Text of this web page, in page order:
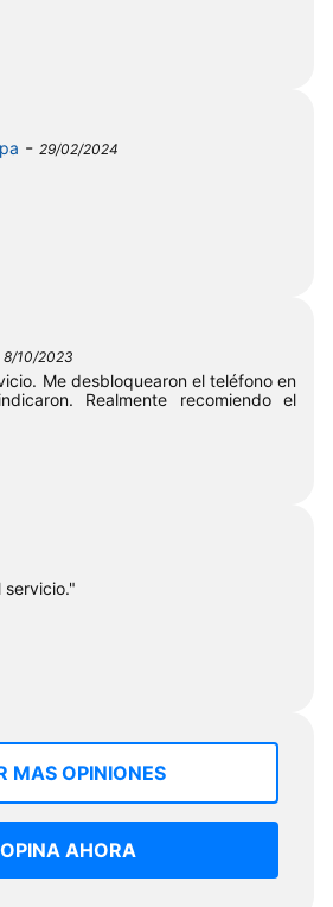
- 29/02/2024
8/10/2023
Me desbloquearon el teléfono en
Realmente recomiendo el
MAS OPINIONES
OPINA AHORA